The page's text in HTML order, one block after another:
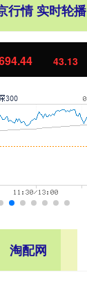
行情 实时轮播
43.13
淘配网